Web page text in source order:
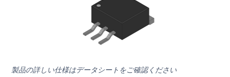
製品の詳しい仕様はデータシートをご確認ください